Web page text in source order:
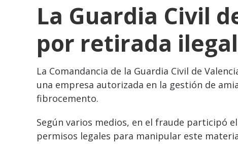
La Guardia Civil
por retirada
La Comandancia de la Guardia Civil de
una empresa autorizada en la gestión de
fibrocemento.
Según varios medios, en el fraude participó
permisos legales para manipular este